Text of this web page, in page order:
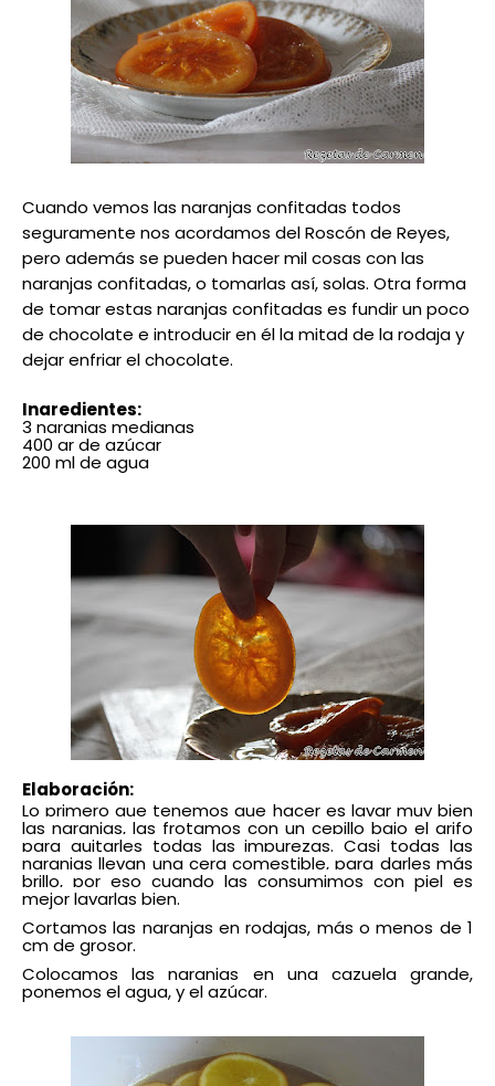
Cuando vemos las naranjas confitadas todos
seguramente nos acordamos del Roscón de Reyes,
pero además se pueden hacer mil cosas con las
naranjas confitadas, o tomarlas así, solas. Otra forma
de tomar estas naranjas confitadas es fundir un poco
de chocolate e introducir en él la mitad de la rodaja y
dejar enfriar el chocolate.
Ingredientes:
3 naranjas medianas
400 gr de azúcar
200 ml de agua
Elaboración:
Lo primero que tenemos que hacer es lavar muy bien
las naranjas, las frotamos con un cepillo bajo el grifo
para quitarles todas las impurezas. Casi todas las
naranjas llevan una cera comestible, para darles más
brillo, por eso cuando las consumimos con piel es
mejor lavarlas bien.
Cortamos las naranjas en rodajas, más o menos de 1
cm de grosor.
Colocamos las naranjas en una cazuela grande,
ponemos el agua, y el azúcar.